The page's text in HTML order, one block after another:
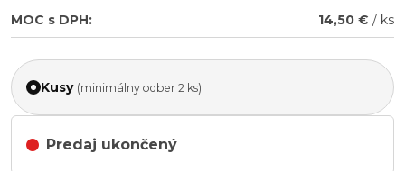
MOC s DPH: 14,50 € / ks
Kusy (minimálny odber 2 ks)
Predaj ukončený